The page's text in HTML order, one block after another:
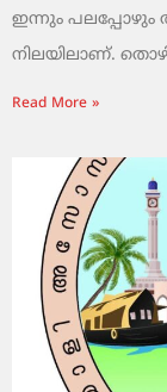
ഇന്നും പലപ്പോഴും
നിലയിലാണ്.
Read More »